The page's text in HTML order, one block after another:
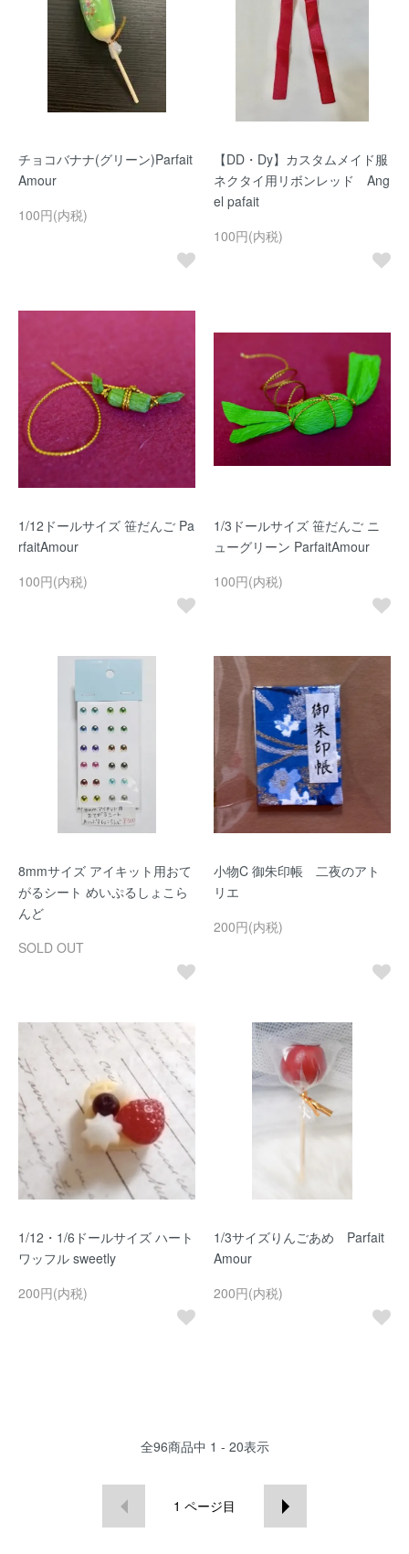
チョコバナナ(グリーン)Parfait
Amour
100円(内税)
【DD・Dy】カスタムメイド服
ネクタイ用リボンレッド Ang
el pafait
100円(内税)
1/12ドールサイズ 笹だんご Pa
rfaitAmour
100円(内税)
1/3ドールサイズ 笹だんご ニ
ューグリーン ParfaitAmour
100円(内税)
8mmサイズ アイキット用おて
がるシート めいぷるしょこら
んど
SOLD OUT
小物C 御朱印帳 二夜のアト
リエ
200円(内税)
1/12・1/6ドールサイズ ハート
ワッフル sweetly
200円(内税)
1/3サイズりんごあめ Parfait
Amour
200円(内税)
全96商品中 1 - 20表示
1 ページ目